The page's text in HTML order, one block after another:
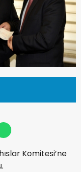
Komitesi’ne